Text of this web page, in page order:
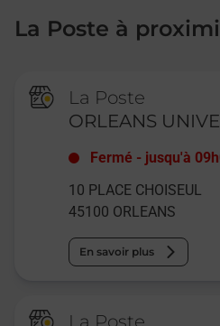
La Poste à
La Poste
ORLEANS
Fermé - jusqu'à
10 PLACE CHOISEUL
45100 ORLEANS
En savoir plus